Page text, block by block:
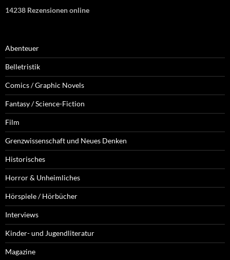
14238 Rezensionen online
Abenteuer
Belletristik
Comics / Graphic Novels
Fantasy / Science-Fiction
Film
Grenzwissenschaft und Neues Denken
Historisches
Horror & Unheimliches
Hörspiele / Hörbücher
Interviews
Kinder- und Jugendliteratur
Magazine